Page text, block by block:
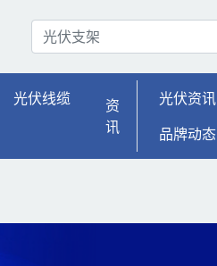
光伏线缆
资
讯
光伏资讯
品牌动态